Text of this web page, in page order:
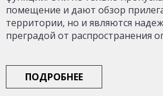
помещение и дают обзор
территории, но и являются
преградой от распространения
ПОДРОБНЕЕ